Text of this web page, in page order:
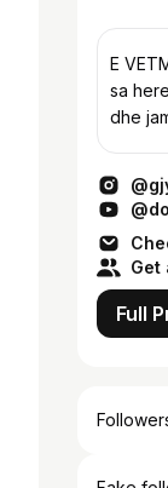
E
sa
dhe
Get
Full